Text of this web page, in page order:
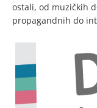
ostali, od muzičkih
propagandnih do